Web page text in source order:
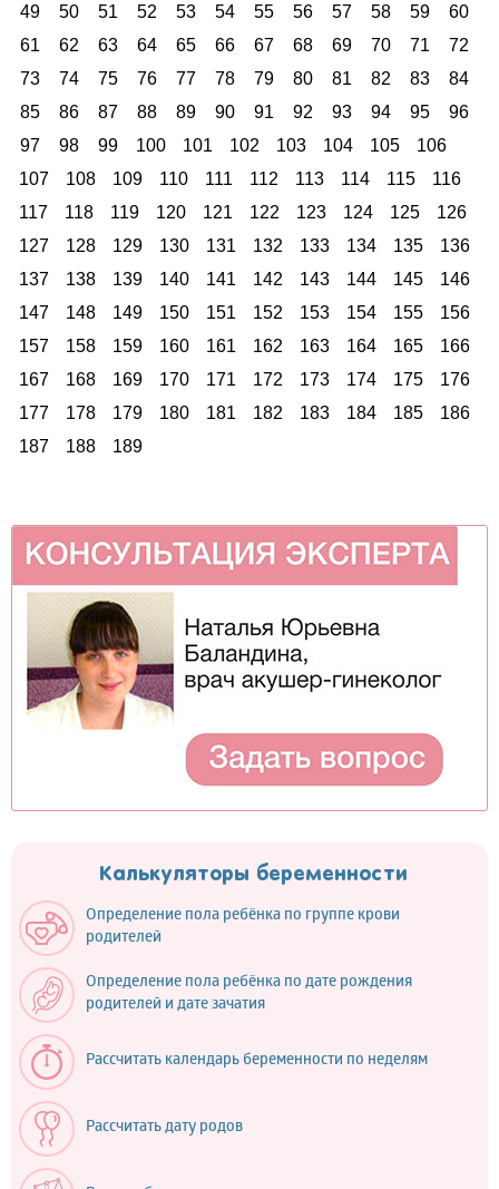
49
50 51 52 53 54 55 56 57 58 59
60
61
62 63 64 65 66 67 68 69 70 71
72
73
74 75 76 77 78 79 80 81 82 83
84
85
86 87 88 89 90 91 92 93 94 95
96
97
98 99 100 101 102 103 104 105
106
107
108 109 110 111 112 113 114 115
116
117
118 119 120 121 122 123 124 125
126
127
128 129 130 131 132 133 134 135
136
137
138 139 140 141 142 143 144 145
146
147
148 149 150 151 152 153 154 155
156
157
158 159 160 161 162 163 164 165
166
167
168 169 170 171 172 173 174 175
176
177
178 179 180 181 182 183 184 185
186
187
188 189
Калькуляторы беременности
Определение пола ребёнка по группе крови
родителей
Определение пола ребёнка по дате рождения
родителей и дате зачатия
Рассчитать календарь беременности по неделям
Рассчитать дату родов